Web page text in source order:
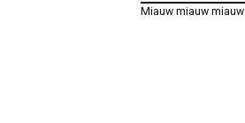
Miauw miauw miauw